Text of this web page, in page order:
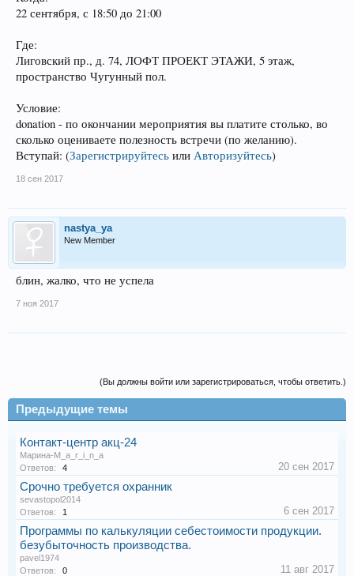
22 сентября, с 18:50 до 21:00
Где:
Лиговский пр., д. 74, ЛОФТ ПРОЕКТ ЭТАЖИ, 5 этаж,
пространство Чугунный пол.
Условие:
donation - по окончании мероприятия вы платите столько, во
сколько оцениваете полезность встречи (по желанию).
Вступай: (Зарегистрируйтесь или Авторизуйтесь)
18 сен 2017
nastya_ya
New Member
блин, жалко, что не успела
7 ноя 2017
(Вы должны войти или зарегистрироваться, чтобы ответить.)
Предыдущие темы
Контакт-центр акц-24
Марина-M_a_r_i_n_a
Ответов:
4 20 сен 2017
Срочно требуется охранник
sevastopol2014
Ответов:
1 6 сен 2017
Программы по калькуляции себестоимости продукции.
безубыточность производства.
pavel1974
Ответов:
0 11 авг 2017